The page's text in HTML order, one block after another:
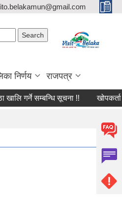
निर्णय राजपत्र
गर्ने सम्बन्धि सूचना !! खोपकर्ता